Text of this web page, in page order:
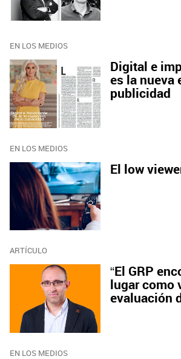
EN LOS MEDIOS
Digital e
es la nueva
publicidad
EN LOS MEDIOS
El low
ARTÍCULO
“El GRP
lugar como
evaluación
EN LOS MEDIOS